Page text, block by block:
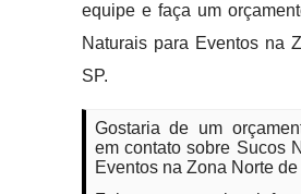
equipe e faça um
Naturais para Eventos na
SP.
Gostaria de um
em contato sobre Sucos
Eventos na Zona Norte